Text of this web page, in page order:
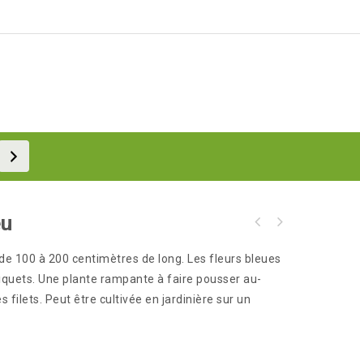
100 à 200 centimètres de long. Les fleurs bleues
Une plante rampante à faire pousser au-
filets. Peut être cultivée en jardinière sur un